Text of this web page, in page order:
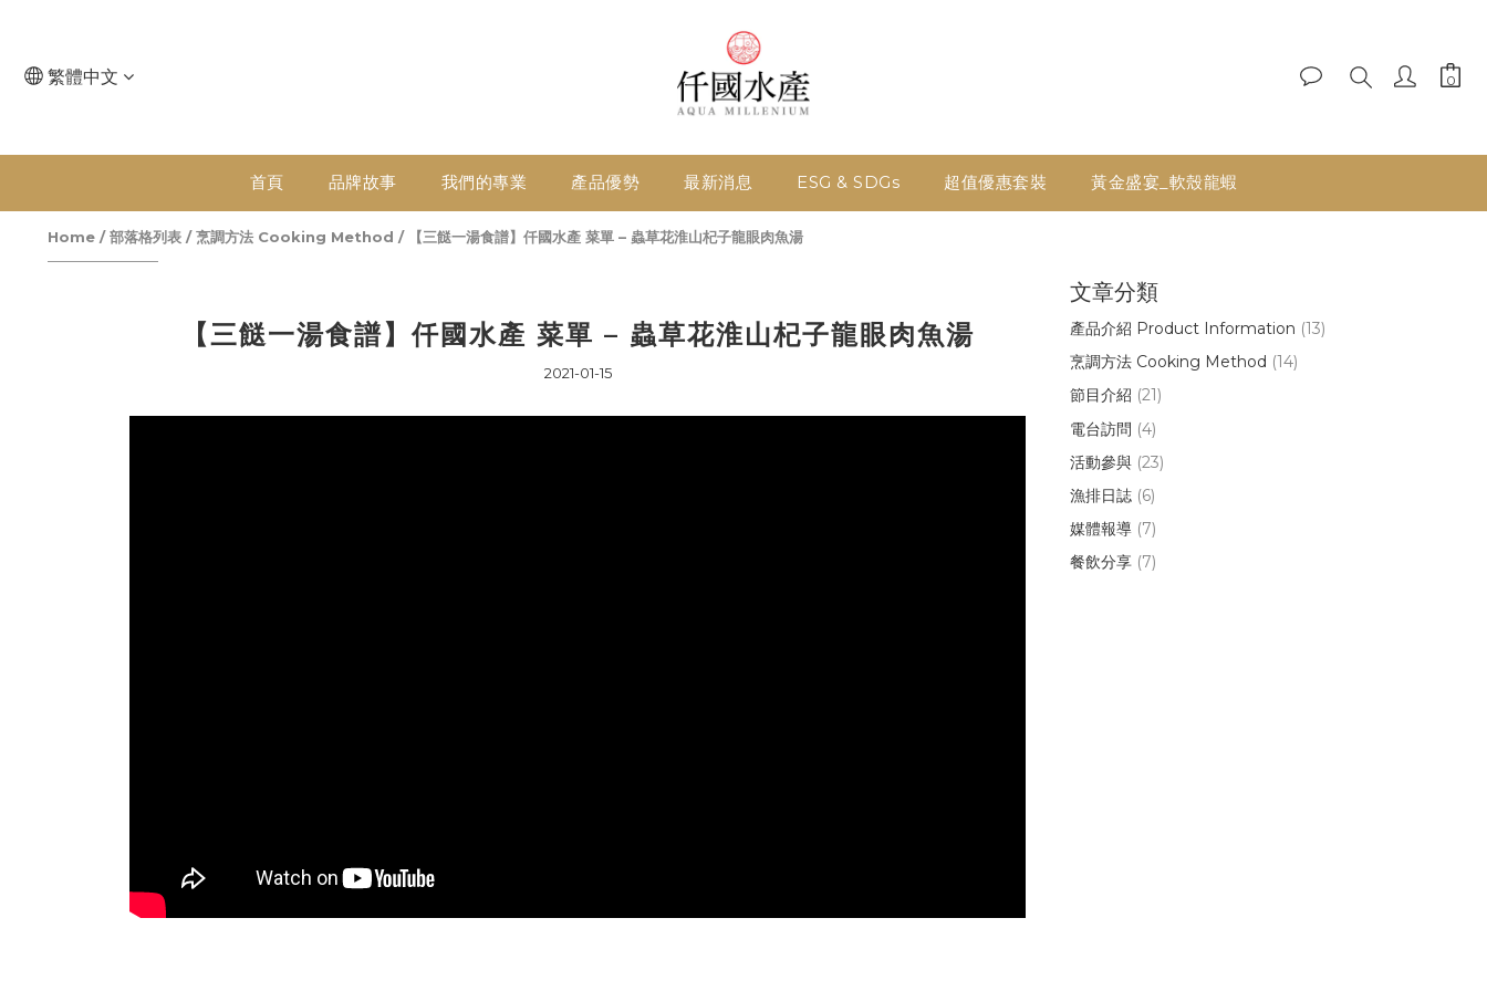
繁體中文
首頁 品牌故事 我們的專業 產品優勢 最新消息 ESG & SDGs 超值優惠套裝 黃金盛宴_軟殼龍蝦
Home /部落格列表 /烹調方法 Cooking Method / 【三餸一湯食譜】仟國水產 菜單 – 蟲草花淮山杞子龍眼肉魚湯
【三餸一湯食譜】仟國水產 菜單 – 蟲草花淮山杞子龍眼肉魚湯
2021-01-15
文章分類
產品介紹 Product Information (13)
烹調方法 Cooking Method (14)
節目介紹 (21)
電台訪問 (4)
活動參與 (23)
漁排日誌 (6)
媒體報導 (7)
餐飲分享 (7)